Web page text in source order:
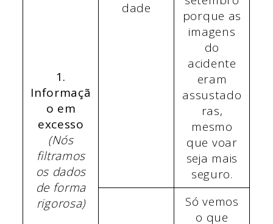
1.
Informaçã
o em
excesso
(Nós
filtramos
os dados
de forma
rigorosa)
dade
porque as
imagens
do
acidente
eram
assustado
ras,
mesmo
que voar
seja mais
seguro.
Só vemos
o que